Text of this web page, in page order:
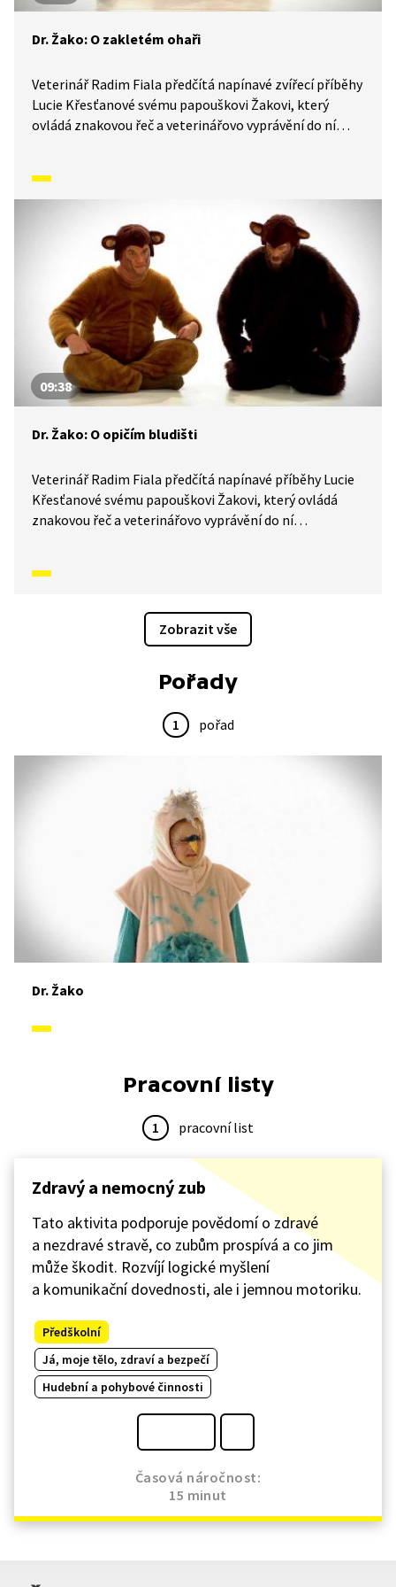
Dr. Žako: O zakletém ohaři
Veterinář Radim Fiala předčítá napínavé zvířecí příběhy
Lucie Křesťanové svému papouškovi Žakovi, který
ovládá znakovou řeč a veterinářovo vyprávění do ní
o zakletém ohaři Trumberovi, který se styděl za svoje
09:38
Dr. Žako: O opičím bludišti
Veterinář Radim Fiala předčítá napínavé příběhy Lucie
Křesťanové svému papouškovi Žakovi, který ovládá
znakovou řeč a veterinářovo vyprávění do ní
bludišti a o tom, že se vyplatí poslouchat ty, kteří nás
Zobrazit vše
Pořady
1 pořad
Dr. Žako
Pracovní listy
1 pracovní list
Zdravý a nemocný zub
Tato aktivita podporuje povědomí o zdravé
a nezdravé stravě, co zubům prospívá a co jim
může škodit. Rozvíjí logické myšlení
a komunikační dovednosti, ale i jemnou motoriku.
Předškolní
Já, moje tělo, zdraví a bezpečí
Hudební a pohybové činnosti
Časová náročnost:
15 minut